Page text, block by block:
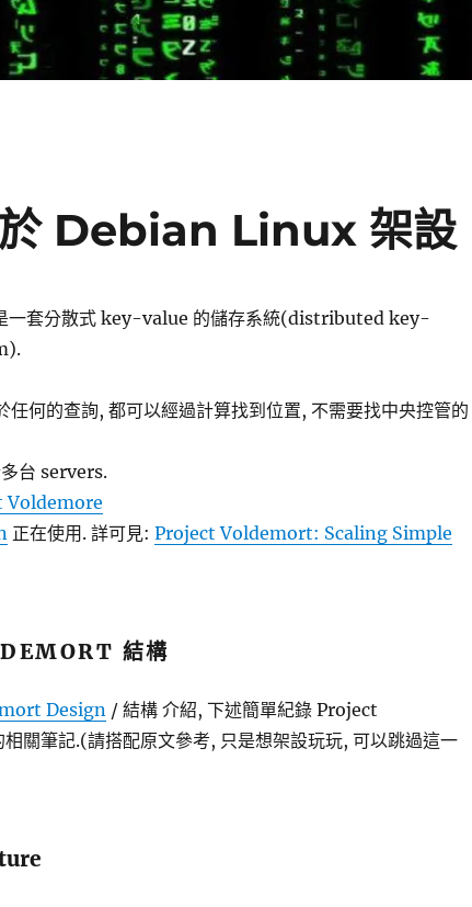
Debian Linux 架設
一套分散式 key-value 的儲存系統(distributed key-
任何的查詢, 都可以經過計算找到位置, 不需要找中央控管的
台 servers.
Voldemore
正在使用. 詳可見: Project Voldemort: Scaling Simple
結構
Design/ 結構 介紹, 下述簡單紀錄 Project
關筆記.(請搭配原文參考, 只是想架設玩玩, 可以跳過這一